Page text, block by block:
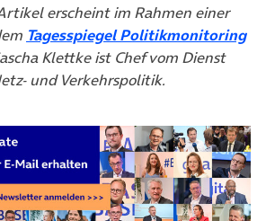
erscheint im Rahmen einer
Tagesspiegel Politikmonitoring
in neuem Tab)
Klettke ist Chef vom Dienst
und Verkehrspolitik.